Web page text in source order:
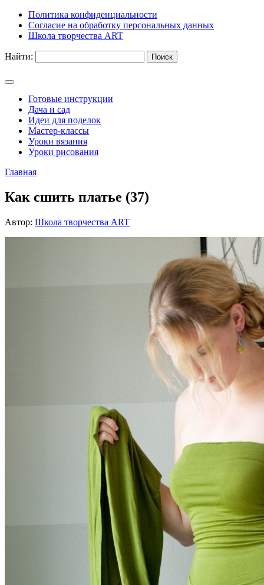
Политика конфиденциальности
Согласие на обработку персональных данных
Школа творчества ART
Найти:
Готовые инструкции
Дача и сад
Идеи для поделок
Мастер-классы
Уроки вязания
Уроки рисования
Главная
Как сшить платье (37)
Автор: Школа творчества ART